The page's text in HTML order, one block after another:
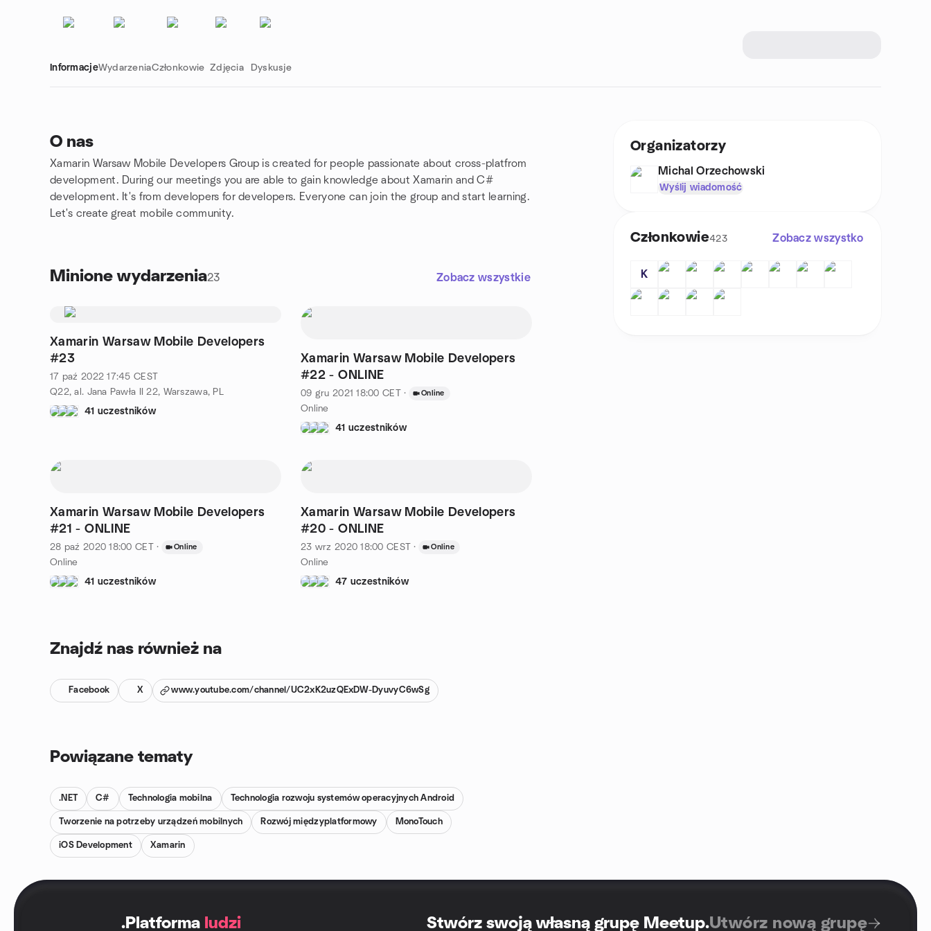
InformacjeWydarzeniaCzłonkowie Zdjęcia Dyskusje
O nas
Xamarin Warsaw Mobile Developers Group is created for people passionate about cross-platfrom
development. During our meetings you are able to gain knowledge about Xamarin and C#
development. It's from developers for developers. Everyone can join the group and start learning.
Let's create great mobile community.
Minione wydarzenia23 Zobacz wszystkie
Xamarin Warsaw Mobile Developers
#23
17 paź 2022 17:45 CEST
Q22, al. Jana Pawła II 22, Warszawa, PL
41 uczestników
Xamarin Warsaw Mobile Developers
#22 - ONLINE
09 gru 2021 18:00 CET · Online
Online
41 uczestników
Xamarin Warsaw Mobile Developers
#21 - ONLINE
28 paź 2020 18:00 CET · Online
Online
41 uczestników
Xamarin Warsaw Mobile Developers
#20 - ONLINE
23 wrz 2020 18:00 CEST · Online
Online
47 uczestników
Linki grupowe
Znajdź nas również na
Facebook X www.youtube.com/channel/UC2xK2uzQExDW-DyuvyC6wSg
Powiązane tematy
.NET C# Technologia mobilna Technologia rozwoju systemów operacyjnych Android
Tworzenie na potrzeby urządzeń mobilnych Rozwój międzyplatformowy MonoTouch
iOS Development Xamarin
Organizatorzy
Michal Orzechowski
Wyślij wiadomość
Członkowie423 Zobacz wszystko
K
. Platforma ludzi Stwórz swoją własną grupę Meetup.Utwórz nową grupę